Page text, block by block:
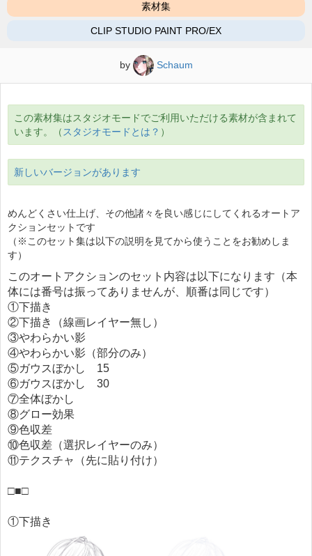
素材集
CLIP STUDIO PAINT PRO/EX
by Schaum
この素材集はスタジオモードでご利用いただける素材が含まれて
います。（ スタジオモードとは？ ）
新しいバージョンがあります
めんどくさい仕上げ、その他諸々を良い感じにしてくれるオートア
クションセットです
（※このセット集は以下の説明を見てから使うことをお勧めしま
す）
このオートアクションのセット内容は以下になります（本
体には番号は振ってありませんが、順番は同じです）
①下描き
②下描き（線画レイヤー無し）
③やわらかい影
④やわらかい影（部分のみ）
⑤ガウスぼかし 15
⑥ガウスぼかし 30
⑦全体ぼかし
⑧グロー効果
⑨色収差
⑩色収差（選択レイヤーのみ）
⑪テクスチャ（先に貼り付け）
□■□
①下描き